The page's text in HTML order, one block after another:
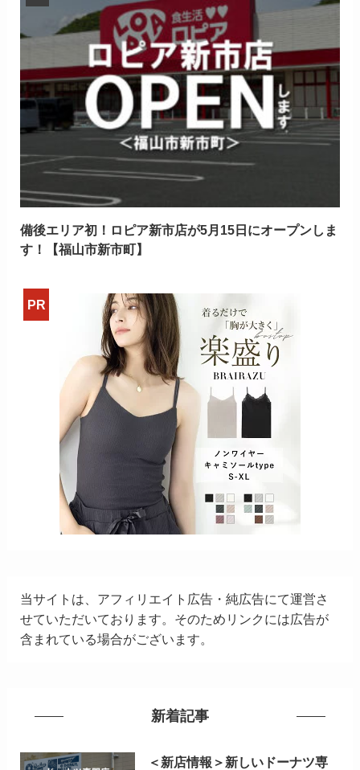
備後エリア初！ロピア新市店が5月15日にオープンしま
す！【福山市新市町】
当サイトは、アフィリエイト広告・純広告にて運営さ
せていただいております。そのためリンクには広告が
含まれている場合がございます。
新着記事
＜新店情報＞新しいドーナツ専